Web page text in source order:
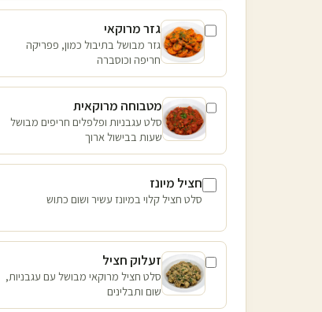
גזר מרוקאי
גזר מבושל בתיבול כמון, פפריקה
חריפה וכוסברה
מטבוחה מרוקאית
סלט עגבניות ופלפלים חריפים מבושל
שעות בבישול ארוך
חציל מיונז
סלט חציל קלוי במיונז עשיר ושום כתוש
זעלוק חציל
סלט חציל מרוקאי מבושל עם עגבניות,
שום ותבלינים